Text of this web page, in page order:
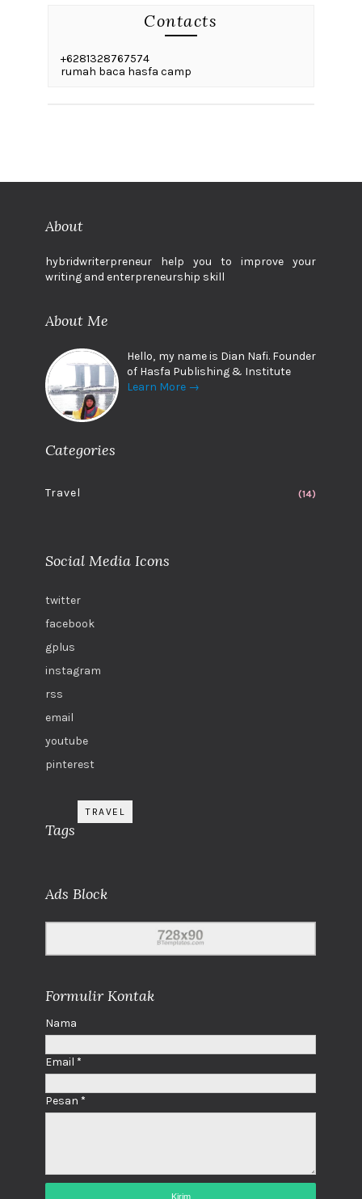
Contacts
+6281328767574
rumah baca hasfa camp
About
hybridwriterpreneur help you to improve your
writing and enterpreneurship skill
About Me
Hello, my name is Dian Nafi. Founder
of Hasfa Publishing & Institute
Learn More →
Categories
Travel (14)
Social Media Icons
twitter
facebook
gplus
instagram
rss
email
youtube
pinterest
Tags
TRAVEL
Ads Block
Formulir Kontak
Nama
Email *
Pesan *